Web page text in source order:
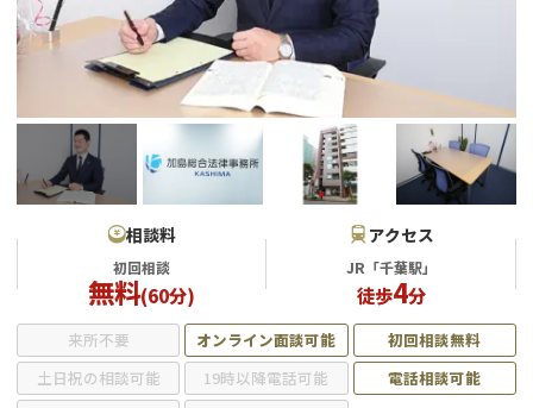
不貞・不倫慰謝料請求
養育費問題
内縁の夫婦
養育費
離婚裁判
慰謝料
国際離婚
離婚の相談先
離婚したくない
相談料
初回相談
無料(60分)
アクセス
JR「千葉駅」
徒歩4分
来所不要 オンライン面談可能
初回相談無料
土日祝の相談可能
19時以降電話可能
電話相談可能